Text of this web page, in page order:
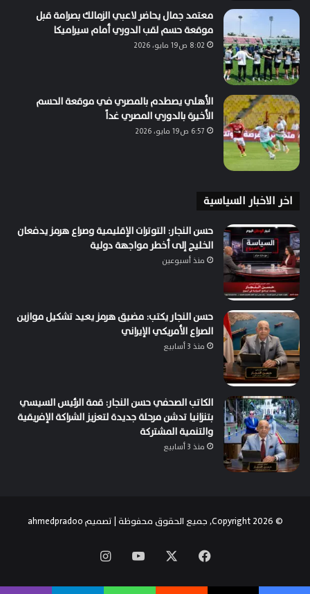
معتمد جمال يحاضر لاعبي الزمالك بصرامة قبل
موقعة حسم لقب الدوري أمام سيراميكا
8:02 ص19 مايو، 2026
الأهلي يصطدم بالمصري في موقعة الحسم
الأخيرة بالدوري المصري غداً
6:57 ص19 مايو، 2026
اخر الاخبار السياسية
حسن النجار: التوترات الإقليمية وصراع هرمز يدفعان
الخليج إلى أخطر مواجهة دولية
منذ أسبوعين
حسن النجار يكتب: مضيق هرمز يعيد تشكيل موازين
الصراع الأمريكي الإيراني
منذ 3 أسابيع
الكاتب الصحفي حسن النجار: قمة الرئيس السيسي
بتنزانيا تدشن مرحلة جديدة لتعزيز الشراكة الإفريقية
والتنمية المشتركة
منذ 3 أسابيع
© Copyright 2026, جميع الحقوق محفوظة | تصميم ahmedpradoo
فيسبوك ‫YouTube